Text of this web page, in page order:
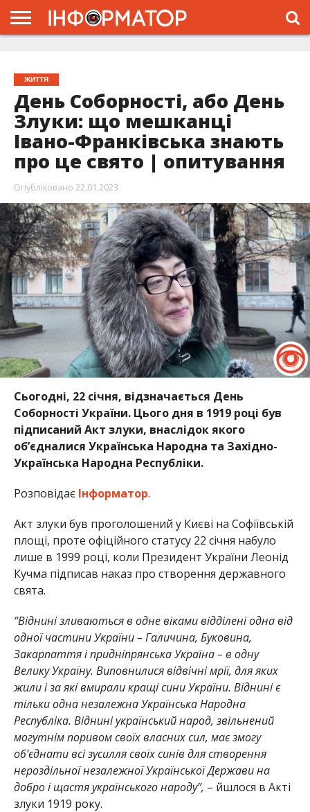
ЖИТТЯ
День Соборності, або День
Злуки: що мешканці
Івано-Франківська знають
про це свято | опитування
Опубліковано 22.01.2023
Сьогодні, 22 січня, відзначається День
Соборності України. Цього дня в 1919 році був
підписаний Акт злуки, внаслідок якого
об’єдналися Українська Народна та Західно-
Українська Народна Республіки.
Розповідає Інформатор.
Акт злуки був проголошений у Києві на Софіївській
площі, проте офіційного статусу 22 січня набуло
лише в 1999 році, коли Президент України Леонід
Кучма підписав наказ про створення державного
свята.
“Віднині зливаються в одне віками відділені одна від
одної частини України – Галичина, Буковина,
Закарпаття і придніпрянська Україна – в одну
Велику Україну. Виповнилися відвічні мрії, для яких
жили і за які вмирали кращі сини України. Віднині є
тільки одна незалежна Українська Народна
Республіка. Віднині український народ, звільнений
могутнім поривом своїх власних сил, має змогу
об’єднати всі зусилля своїх синів для створення
нероздільної незалежної Української Держави на
добро і щастя українського народу”, – йшлося в Акті
злуки 1919 року.